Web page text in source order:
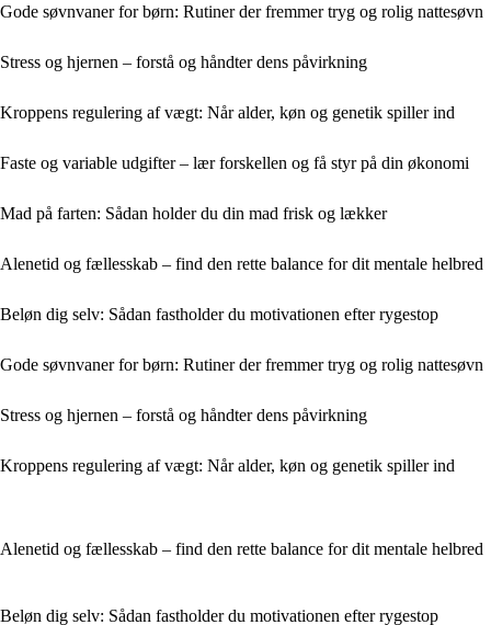
Gode søvnvaner for børn: Rutiner der fremmer tryg og rolig nattesøvn
Stress og hjernen – forstå og håndter dens påvirkning
Kroppens regulering af vægt: Når alder, køn og genetik spiller ind
Faste og variable udgifter – lær forskellen og få styr på din økonomi
Mad på farten: Sådan holder du din mad frisk og lækker
Alenetid og fællesskab – find den rette balance for dit mentale helbred
Beløn dig selv: Sådan fastholder du motivationen efter rygestop
Gode søvnvaner for børn: Rutiner der fremmer tryg og rolig nattesøvn
Stress og hjernen – forstå og håndter dens påvirkning
Kroppens regulering af vægt: Når alder, køn og genetik spiller ind
Alenetid og fællesskab – find den rette balance for dit mentale helbred
Beløn dig selv: Sådan fastholder du motivationen efter rygestop